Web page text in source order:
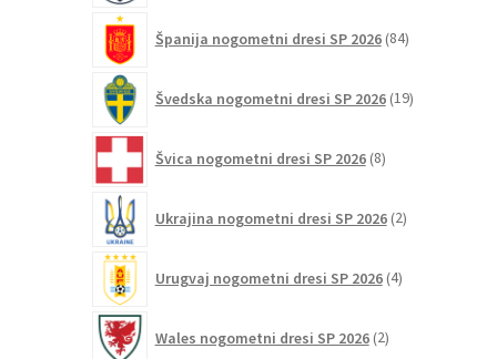
Španija nogometni dresi SP 2026 84izdelkov
Švedska nogometni dresi SP 2026 19izdelkov
Švica nogometni dresi SP 2026 8izdelkov
Ukrajina nogometni dresi SP 2026 2izdelka
Urugvaj nogometni dresi SP 2026 4izdelki
Wales nogometni dresi SP 2026 2izdelka